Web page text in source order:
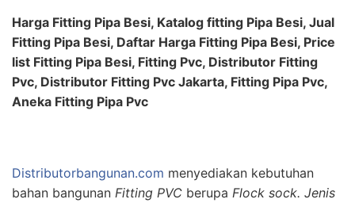
Harga Fitting Pipa Besi, Katalog fitting Pipa Besi, Jual
Fitting Pipa Besi, Daftar Harga Fitting Pipa Besi, Price
list Fitting Pipa Besi, Fitting Pvc, Distributor Fitting
Pvc, Distributor Fitting Pvc Jakarta, Fitting Pipa Pvc,
Aneka Fitting Pipa Pvc
Distributorbangunan.com menyediakan kebutuhan
bahan bangunan Fitting PVC berupa Flock sock. Jenis